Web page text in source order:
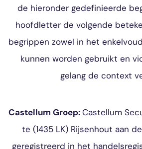
de hieronder gedefinieerde
hoofdletter de volgende
begrippen zowel in het
kunnen worden gebruikt en
gelang de context
Castellum Groep:Castellum
te (1435 LK) Rijsenhout aan
geregistreerd in het